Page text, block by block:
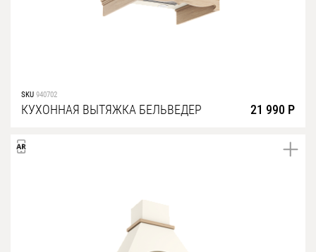
SKU 940702
КУХОННАЯ ВЫТЯЖКА БЕЛЬВЕДЕР 21 990 Р